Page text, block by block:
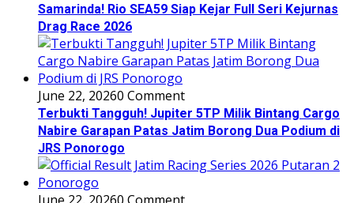
Samarinda! Rio SEA59 Siap Kejar Full Seri Kejurnas
Drag Race 2026
June 22, 20260 Comment
Terbukti Tangguh! Jupiter 5TP Milik Bintang Cargo
Nabire Garapan Patas Jatim Borong Dua Podium di
JRS Ponorogo
June 22, 20260 Comment